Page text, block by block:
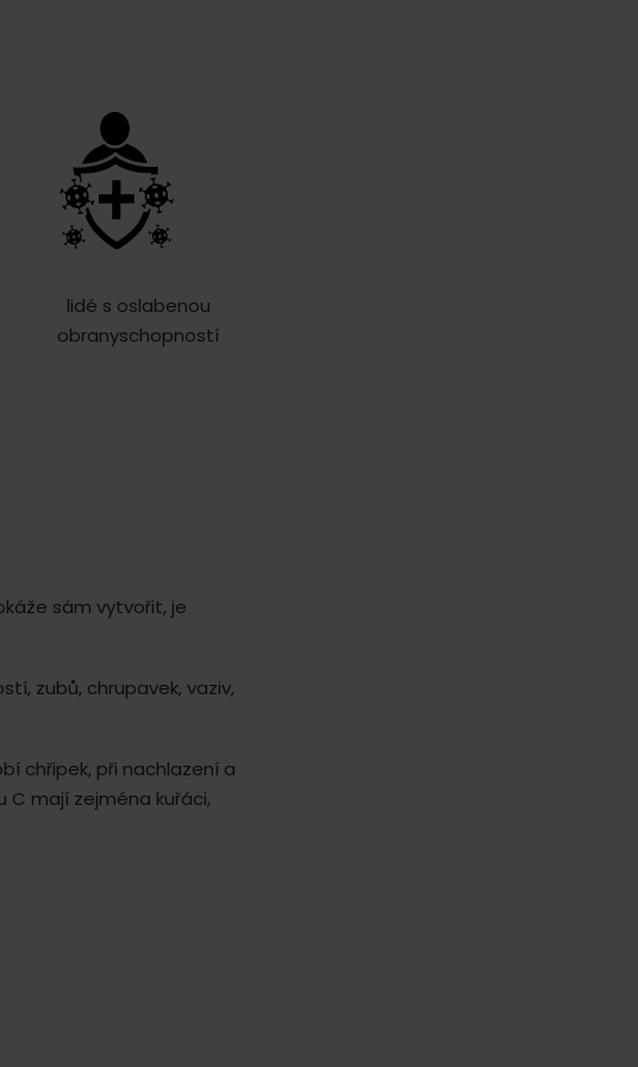
lidé s oslabenou
obranyschopností
sám vytvořit, je
zubů, chrupavek, vaziv,
chřipek, při nachlazení a
mají zejména kuřáci,